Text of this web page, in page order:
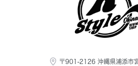
〒901-2126 沖縄県浦添市